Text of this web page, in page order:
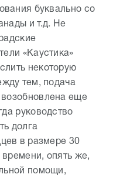
буквально со
и т.д. Не
«Каустика»
некоторую
тем, подача
еще
руководство
долга
в размере 30
опять же,
помощи,